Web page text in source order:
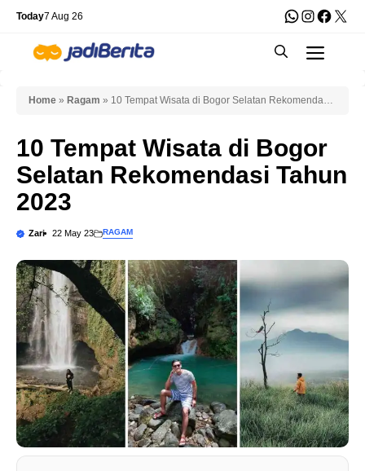
Skip
content
Today7 Aug 26 WhatsApp
X
Home » Ragam » 10 Tempat Wisata di Bogor Selatan Rekomendasi
10 Tempat Wisata di Bogor
Selatan Rekomendasi Tahun
2023
Zari 22 May 23 RAGAM